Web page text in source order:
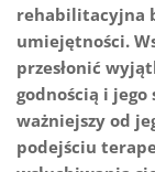
rehabilitacyjna
umiejętności.
przesłonić
godnością i jego
ważniejszy od
podejściu